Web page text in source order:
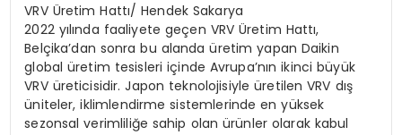
VRV Üretim Hattı/ Hendek Sakarya
2022 yılında faaliyete geçen VRV Üretim Hattı,
Belçika’dan sonra bu alanda üretim yapan Daikin
global üretim tesisleri içinde Avrupa’nın ikinci büyük
VRV üreticisidir. Japon teknolojisiyle üretilen VRV dış
üniteler, iklimlendirme sistemlerinde en yüksek
sezonsal verimliliğe sahip olan ürünler olarak kabul